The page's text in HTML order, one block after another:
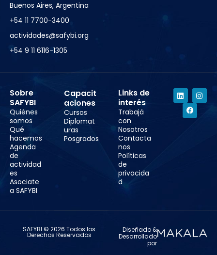
Buenos Aires, Argentina
+54 11 7700-3400
actividades@safybi.org
+54 9 11 6116-1305
Sobre
SAFYBI
Quiénes
somos
Qué
hacemos
Agenda
de
actividad
es
Asociate
a SAFYBI
Capacit
aciones
Cursos
Diplomat
uras
Posgrados
Links de
interés
Trabajá
con
Nosotros
Contacta
nos
Políticas
de
privacida
d
SAFYBI © 2026 Todos los
Derechos Reservados
Diseñado &
Desarrollado
por